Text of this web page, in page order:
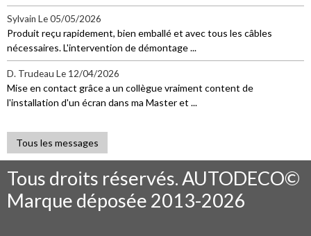
Sylvain Le 05/05/2026
Produit reçu rapidement, bien emballé et avec tous les câbles
nécessaires. L'intervention de démontage ...
D. Trudeau Le 12/04/2026
Mise en contact grâce a un collègue vraiment content de
l'installation d'un écran dans ma Master et ...
Tous les messages
Tous droits réservés. AUTODECO©
Marque déposée 2013-2026